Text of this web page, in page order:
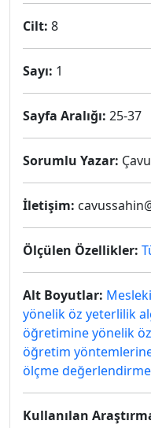
Cilt: 8
Sayı: 1
Sayfa Aralığı: 25-37
Sorumlu Yazar:
İletişim:
Ölçülen Özellikler:
Alt Boyutlar:
yönelik öz yeterlilik
öğretimine yönelik öz
öğretim
ölçme değerlendirme
Kullanılan